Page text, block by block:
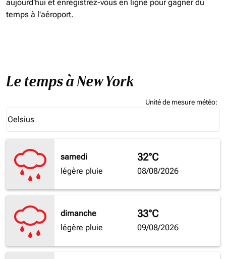
aujourd'hui et enregistrez-vous en ligne pour gagner du
temps à l'aéroport.
Le temps à New York
Unité de mesure météo:
Celsius
keyboard_arrow_down
samedi
légère pluie
32°C
08/08/2026
dimanche
légère pluie
33°C
09/08/2026